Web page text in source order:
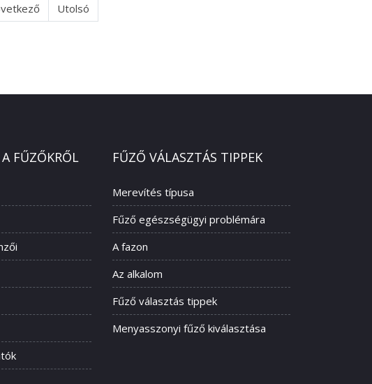
Utolsó
FŰZŐKRŐL FŰZŐ VÁLASZTÁS TIPPEK
Merevítés típusa
Fűző egészségügyi problémára
A fazon
Az alkalom
Fűző választás tippek
Menyasszonyi fűző kiválasztása